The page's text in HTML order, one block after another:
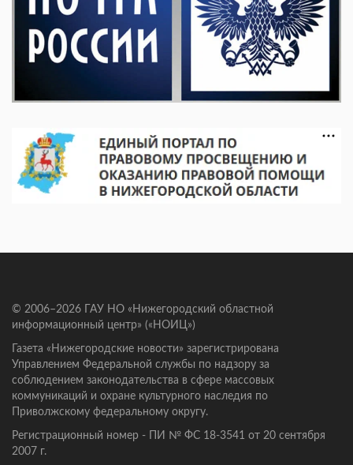
© 2006–2026 ГАУ НО «Нижегородский областной
информационный центр» («НОИЦ»)
Газета «Нижегородские новости» зарегистрирована
Управлением Федеральной службы по надзору за
соблюдением законодательства в сфере массовых
коммуникаций и охране культурного наследия по
Приволжскому федеральному округу.
Регистрационный номер - ПИ № ФС 18-3541 от 20 сентября
2007 г.